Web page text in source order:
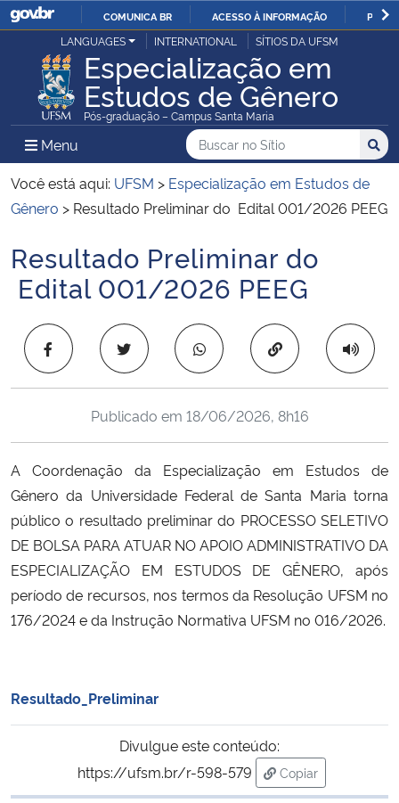
IR
PARA
O
CONTEÚDO
COMUNICA BR ACESSO À INFORMAÇÃO
Ministério da Justiça e Segurança Pública
Ministério da Defesa
Ministério das Relações Exteriores
Ministério da Infraestrutura
Ministério da Educação
Ministério da Cidadania
Ministério da Ciência, Tecnologia, Inovações e Comunicações
Ministério do Meio Ambiente
Ministério do Desenvolvimento Regional
Controladoria-Geral da União
Ministério da Mulher, da Família e dos Direitos Humanos
LANGUAGES INTERNATIONAL SÍTIOS DA UFSM
Especialização em
Estudos de Gênero
Pós-graduação – Campus Santa Maria
Menu Menu Principal do Sítio
Busca
Buscar no no Sítio
Busca:
Você está aqui: UFSM > Especialização em Estudos de
Gênero > Resultado Preliminar do Edital 001/2026 PEEG
Início do conteúdo
Resultado Preliminar do
Edital 001/2026 PEEG
Copiar para área
Publicado em 18/06/2026, 8h16
A Coordenação da Especialização em Estudos de
Gênero da Universidade Federal de Santa Maria torna
público o resultado preliminar do PROCESSO SELETIVO
DE BOLSA PARA ATUAR NO APOIO ADMINISTRATIVO DA
ESPECIALIZAÇÃO EM ESTUDOS DE GÊNERO, após
período de recursos, nos termos da Resolução UFSM no
176/2024 e da Instrução Normativa UFSM no 016/2026.
Resultado_Preliminar
Divulgue este conteúdo:
https://ufsm.br/r-598-579
Copiar
para área de